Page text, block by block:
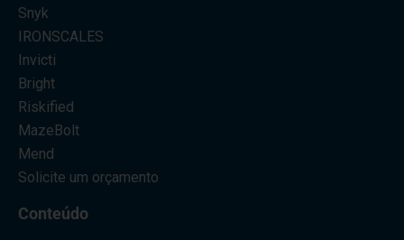
Snyk
IRONSCALES
Invicti
Bright
Riskified
MazeBolt
Mend
Solicite um orçamento
Conteúdo